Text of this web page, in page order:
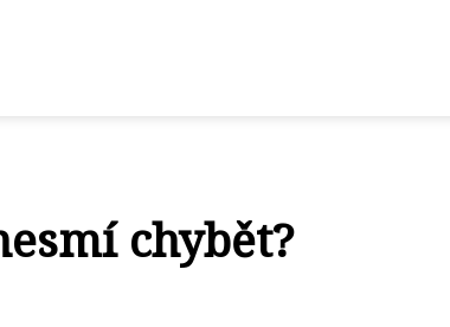
chybět?